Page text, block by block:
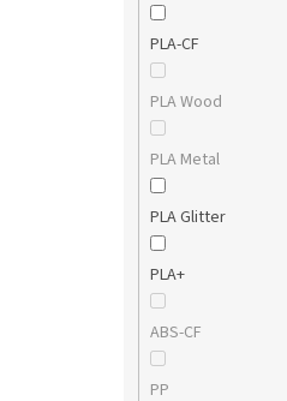
PLA-CF
PLA Wood
PLA Metal
PLA Glitter
PLA+
ABS-CF
PP